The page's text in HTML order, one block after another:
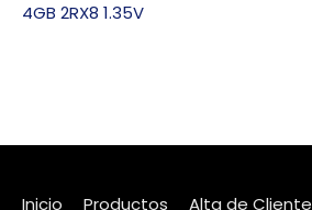
4GB 2RX8 1.35V
Inicio Productos Alta de Cliente